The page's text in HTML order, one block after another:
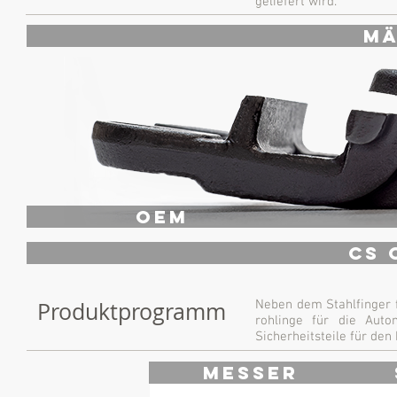
OEM
CS
Produktprogramm
Neben dem
rohlinge für die
Sicherheitsteile für den
Messer